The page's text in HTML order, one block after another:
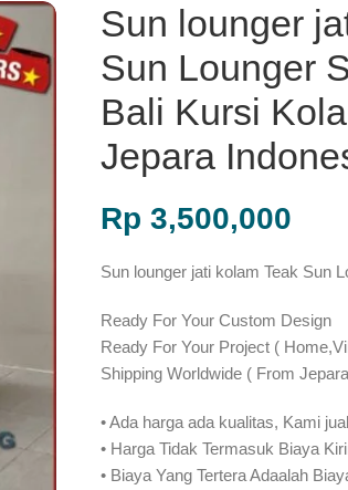
Sun lounger
Sun Lounger
Bali Kursi
Jepara
Rp 3,500,000
Sun lounger jati kolam Teak Sun
Ready For Your Custom Design
Ready For Your Project (
Shipping Worldwide ( From
• Ada harga ada kualitas, Kami
• Harga Tidak Termasuk Biaya
• Biaya Yang Tertera Adaalah